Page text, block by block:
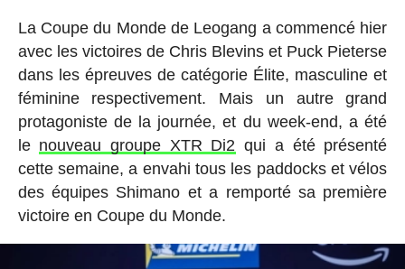
La Coupe du Monde de Leogang a commencé hier
avec les victoires de Chris Blevins et Puck Pieterse
dans les épreuves de catégorie Élite, masculine et
féminine respectivement. Mais un autre grand
protagoniste de la journée, et du week-end, a été
le nouveau groupe XTR Di2 qui a été présenté
cette semaine, a envahi tous les paddocks et vélos
des équipes Shimano et a remporté sa première
victoire en Coupe du Monde.